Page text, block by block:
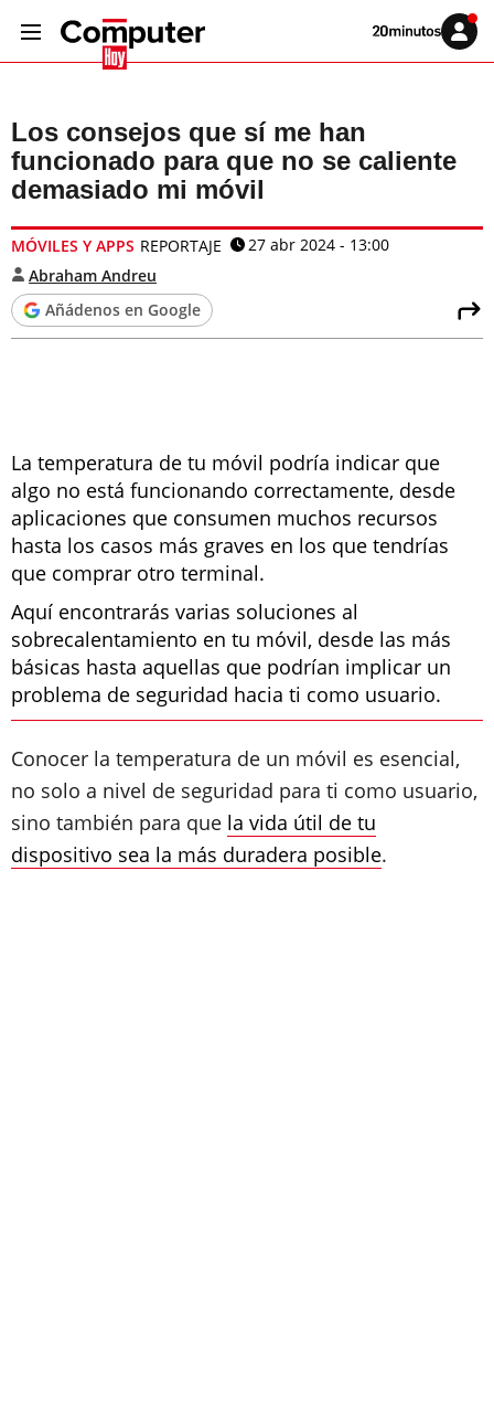
Volver
Iniciar
sesión
Los consejos que sí me han
funcionado para que no se caliente
demasiado mi móvil
MÓVILES Y APPS REPORTAJE
27 abr 2024 - 13:00
Abraham Andreu
Añádenos en Google
La temperatura de tu móvil podría indicar que
algo no está funcionando correctamente, desde
aplicaciones que consumen muchos recursos
hasta los casos más graves en los que tendrías
que comprar otro terminal.
Aquí encontrarás varias soluciones al
sobrecalentamiento en tu móvil, desde las más
básicas hasta aquellas que podrían implicar un
problema de seguridad hacia ti como usuario.
Conocer la temperatura de un móvil es esencial,
no solo a nivel de seguridad para ti como usuario,
sino también para que la vida útil de tu
dispositivo sea la más duradera posible.